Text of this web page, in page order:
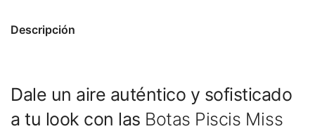
Descripción
Dale un aire auténtico y sofisticado
a tu look con las Botas Piscis Miss